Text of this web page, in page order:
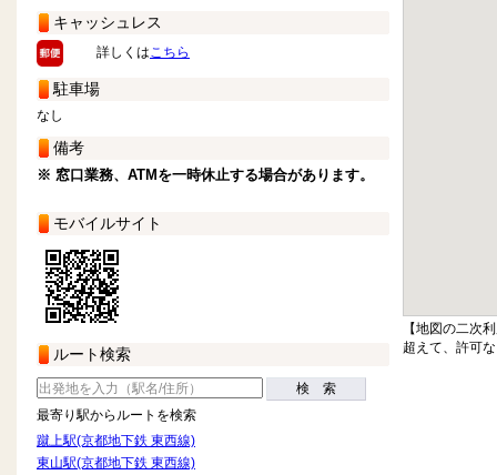
キャッシュレス
詳しくはこちら
駐車場
なし
備考
※ 窓口業務、ATMを一時休止する場合があります。
モバイルサイト
ルート検索
検 索
最寄り駅からルートを検索
蹴上駅(京都地下鉄 東西線)
東山駅(京都地下鉄 東西線)
【地図の二次
超えて、許可